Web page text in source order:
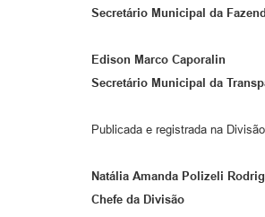
Secretário Municipal da
Edison Marco Caporalin
Secretário Municipal da
Publicada e registrada na
Natália Amanda Polizeli
Chefe da Divisão